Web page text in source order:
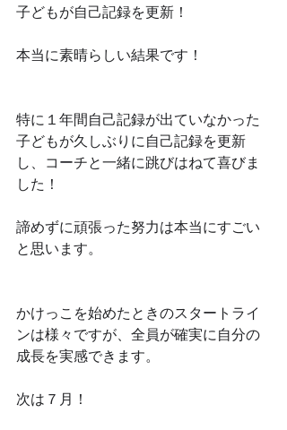
子どもが自己記録を更新！
本当に素晴らしい結果です！
特に１年間自己記録が出ていなかった
子どもが久しぶりに自己記録を更新
し、コーチと一緒に跳びはねて喜びま
した！
諦めずに頑張った努力は本当にすごい
と思います。
かけっこを始めたときのスタートライ
ンは様々ですが、全員が確実に自分の
成長を実感できます。
次は７月！